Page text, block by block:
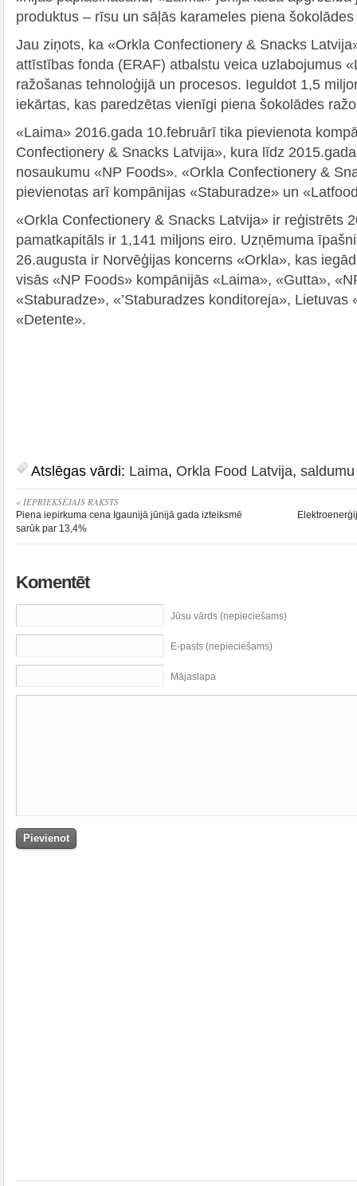
produktus – rīsu un sāļās karameles piena
Jau ziņots, ka «Orkla Confectionery & Snacks
attīstības fonda (ERAF) atbalstu veica uzlabojumus
ražošanas tehnoloģijā un procesos. Ieguldot 1,5
iekārtas, kas paredzētas vienīgi piena šokolādes
«Laima» 2016.gada 10.februārī tika pievienota
Confectionery & Snacks Latvija», kura līdz
nosaukumu «NP Foods». «Orkla Confectionery &
pievienotas arī kompānijas «Staburadze» un
«Orkla Confectionery & Snacks Latvija» ir reģistrēts
pamatkapitāls ir 1,141 miljons eiro. Uzņēmuma
26.augusta ir Norvēģijas koncerns «Orkla», kas
visās «NP Foods» kompānijās «Laima», «Gutta»,
«Staburadze», «’Staburadzes konditoreja», Lietuvas
«Detente».
Atslēgas vārdi: Laima, Orkla Food Latvija,
« IEPRIEKŠĒJAIS RAKSTS
Piena iepirkuma cena Igaunijā jūnijā gada izteiksmē
sarūk par 13,4%
Komentēt
Jūsu vārds (nepieciešams)
E-pasts (nepieciešams)
Mājaslapa